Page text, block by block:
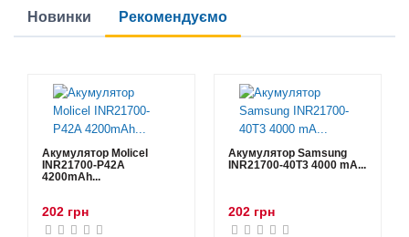
Новинки Рекомендуємо
Акумулятор Molicel
INR21700-P42A
4200mAh...
202 грн
Акумулятор Samsung
INR21700-40T3 4000 mA...
202 грн